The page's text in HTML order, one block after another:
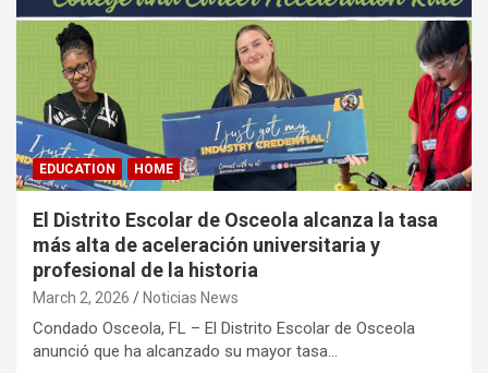
EDUCATION HOME
El Distrito Escolar de Osceola alcanza la tasa
más alta de aceleración universitaria y
profesional de la historia
March 2, 2026 Noticias News
Condado Osceola, FL – El Distrito Escolar de Osceola
anunció que ha alcanzado su mayor tasa…